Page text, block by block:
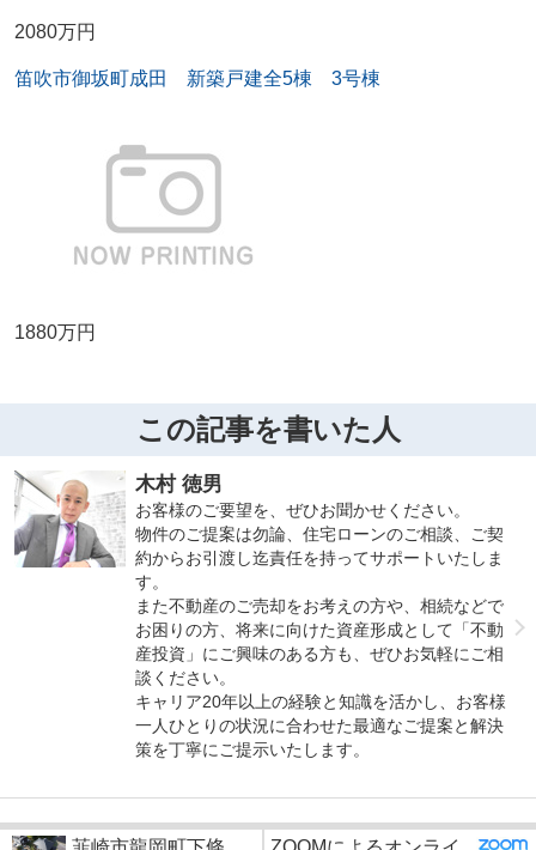
2080万円
笛吹市御坂町成田 新築戸建全5棟 3号棟
1880万円
この記事を書いた人
木村 徳男
お客様のご要望を、ぜひお聞かせください。
物件のご提案は勿論、住宅ローンのご相談、ご契
約からお引渡し迄責任を持ってサポートいたしま
す。
また不動産のご売却をお考えの方や、相続などで
お困りの方、将来に向けた資産形成として「不動
産投資」にご興味のある方も、ぜひお気軽にご相
談ください。
キャリア20年以上の経験と知識を活かし、お客様
一人ひとりの状況に合わせた最適なご提案と解決
策を丁寧にご提示いたします。